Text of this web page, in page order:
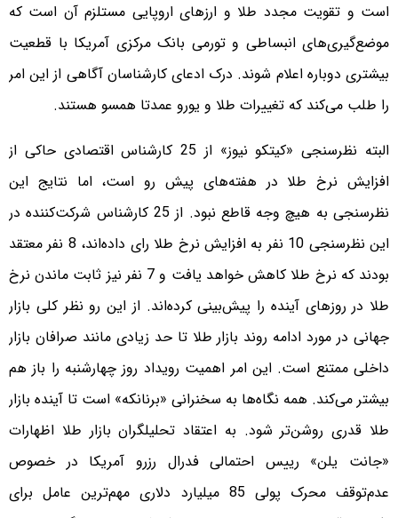
است و تقویت مجدد طلا و ارزهای اروپایی مستلزم آن است که
موضع‌گیری‌های انبساطی و تورمی بانک مرکزی آمریکا با قطعیت
بیشتری دوباره اعلام شوند. درک ادعای کارشناسان آگاهی از این امر
را طلب می‌کند که تغییرات طلا و یورو عمدتا همسو هستند.
البته نظرسنجی «کیتکو نیوز» از 25 کارشناس اقتصادی حاکی از
افزایش نرخ طلا در هفته‌های پیش رو است، اما نتایج این
نظرسنجی به هیچ وجه قاطع نبود. از 25 کارشناس شرکت‌کننده در
این نظرسنجی 10 نفر به افزایش نرخ طلا رای داده‌اند، 8 نفر معتقد
بودند که نرخ طلا کاهش خواهد یافت و 7 نفر نیز ثابت ماندن نرخ
طلا در روزهای آینده را پیش‌بینی کرده‌اند. از این رو نظر کلی بازار
جهانی در مورد ادامه روند بازار طلا تا حد زیادی مانند صرافان بازار
داخلی ممتنع است. این امر اهمیت رویداد روز چهارشنبه را باز هم
بیشتر می‌کند. همه نگاه‌ها به سخنرانی «برنانکه» است تا آینده بازار
طلا قدری روشن‌تر شود. به اعتقاد تحلیلگران بازار طلا اظهارات
«جانت یلن» رییس احتمالی فدرال رزرو آمریکا در خصوص
عدم‌توقف محرک پولی 85 میلیارد دلاری مهم‌ترین عامل برای